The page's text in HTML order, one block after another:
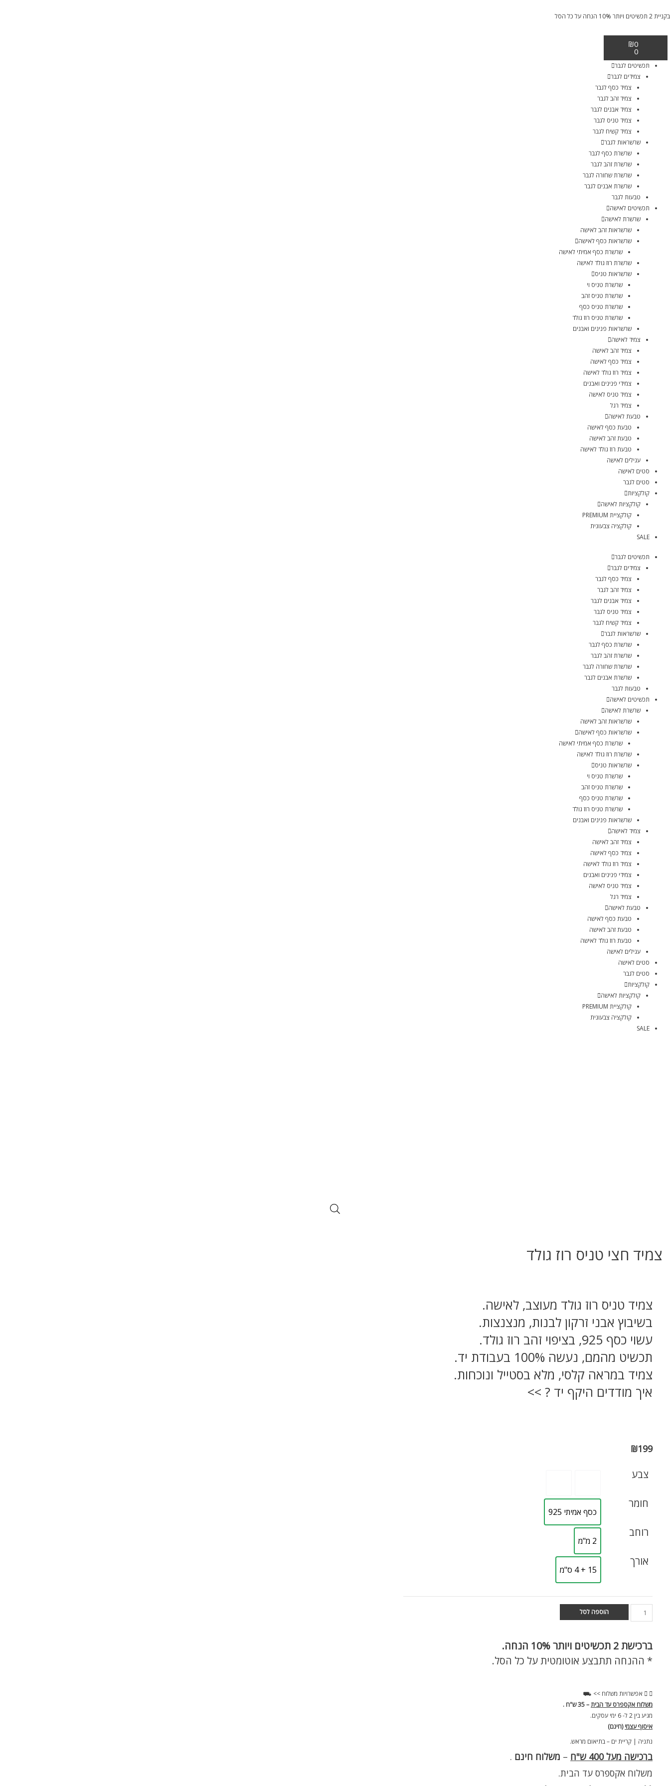
בקניית 2 תכשיטים ויותר 10% הנחה על כל הסל
₪0
0
תכשיטים לגבר
צמידים לגבר
צמיד כסף לגבר
צמיד זהב לגבר
צמיד אבנים לגבר
צמיד טניס לגבר
צמיד קשיח לגבר
שרשראות לגבר
שרשרת כסף לגבר
שרשרת זהב לגבר
שרשרת שחורה לגבר
שרשרת אבנים לגבר
טבעות לגבר
תכשיטים לאישה
שרשרת לאישה
שרשראות זהב לאישה
שרשראות כסף לאישה
שרשרת כסף אמיתי לאישה
שרשרת רוז גולד לאישה
שרשראות טניס
שרשרת טניס וי
שרשרת טניס זהב
שרשרת טניס כסף
שרשרת טניס רוז גולד
שרשראות פנינים ואבנים
צמיד לאישה
צמיד זהב לאישה
צמיד כסף לאישה
צמיד רוז גולד לאישה
צמידי פנינים ואבנים
צמיד טניס לאישה
צמיד רגל
טבעת לאישה
טבעת כסף לאישה
טבעת זהב לאישה
טבעת רוז גולד לאישה
עגילים לאישה
סטים לאישה
סטים לגבר
קולקציות
קולקציות לאישה
קולקציית PREMIUM
קולקציה צבעונית
SALE
תכשיטים לגבר
צמידים לגבר
צמיד כסף לגבר
צמיד זהב לגבר
צמיד אבנים לגבר
צמיד טניס לגבר
צמיד קשיח לגבר
שרשראות לגבר
שרשרת כסף לגבר
שרשרת זהב לגבר
שרשרת שחורה לגבר
שרשרת אבנים לגבר
טבעות לגבר
תכשיטים לאישה
שרשרת לאישה
שרשראות זהב לאישה
שרשראות כסף לאישה
שרשרת כסף אמיתי לאישה
שרשרת רוז גולד לאישה
שרשראות טניס
שרשרת טניס וי
שרשרת טניס זהב
שרשרת טניס כסף
שרשרת טניס רוז גולד
שרשראות פנינים ואבנים
צמיד לאישה
צמיד זהב לאישה
צמיד כסף לאישה
צמיד רוז גולד לאישה
צמידי פנינים ואבנים
צמיד טניס לאישה
צמיד רגל
טבעת לאישה
טבעת כסף לאישה
טבעת זהב לאישה
טבעת רוז גולד לאישה
עגילים לאישה
סטים לאישה
סטים לגבר
קולקציות
קולקציות לאישה
קולקציית PREMIUM
קולקציה צבעונית
SALE
צמיד חצי טניס רוז גולד
צמיד טניס רוז גולד מעוצב, לאישה.
בשיבוץ אבני זרקון לבנות, מנצנצות.
עשוי כסף 925, בציפוי זהב רוז גולד.
תכשיט מהמם, נעשה 100% בעבודת יד.
צמיד במראה קלסי, מלא בסטייל ונוכחות.
איך מודדים היקף יד ? >>
₪199
צבע
חומר
כסף אמיתי 925
רוחב
2 מ"מ
אורך
15 + 4 ס"מ
הוספה לסל
ברכישת
* ההנחה תתבצע אוטומטית על כל הסל.
אפשרויות משלוח >> ⛟
משלוח אקספרס עד הבית– 35 ש"ח .
מגיע בין 2 ל- 6 ימי עסקים.
איסוף עצמי(חינם)
נתניה | קריית ים – בתיאום מראש.
ברכישה מעל 400 ש"ח – משלוח חינם .
משלוח אקספרס עד הבית.